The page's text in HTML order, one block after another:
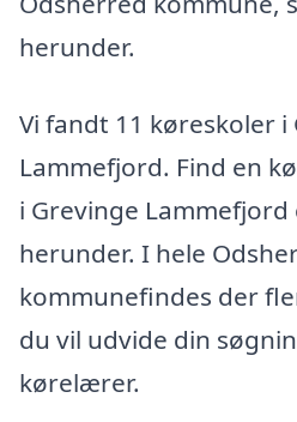
herunder.
Vi fandt 11 køreskoler i
Lammefjord. Find en
i Grevinge
herunder. I hele
kommunefindes der
du vil udvide din
kørelærer.